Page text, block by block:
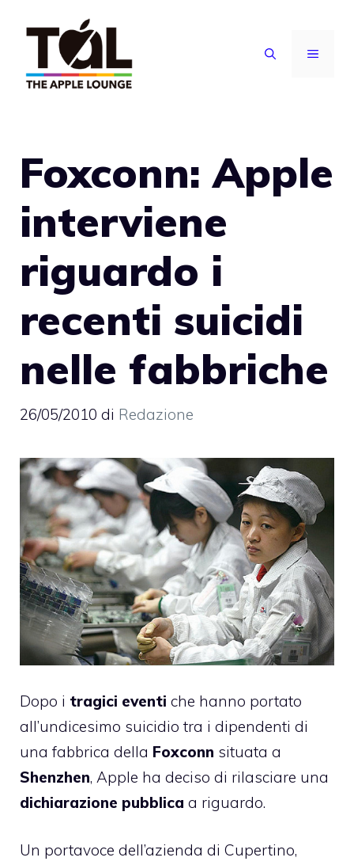
contenuto
MENU
Foxconn: Apple
interviene
riguardo i
recenti suicidi
nelle fabbriche
26/05/2010 di Redazione
Dopo i tragici eventi che hanno portato
all’undicesimo suicidio tra i dipendenti di
una fabbrica della Foxconn situata a
Shenzhen, Apple ha deciso di rilasciare una
dichiarazione pubblica a riguardo.
Un portavoce dell’azienda di Cupertino,